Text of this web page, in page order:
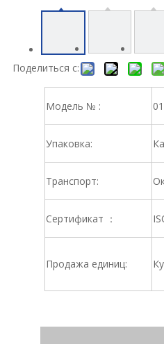
Поделиться с:
Модель № :
Упаковка:
Транспорт:
Сертификат ：
Продажа единиц: